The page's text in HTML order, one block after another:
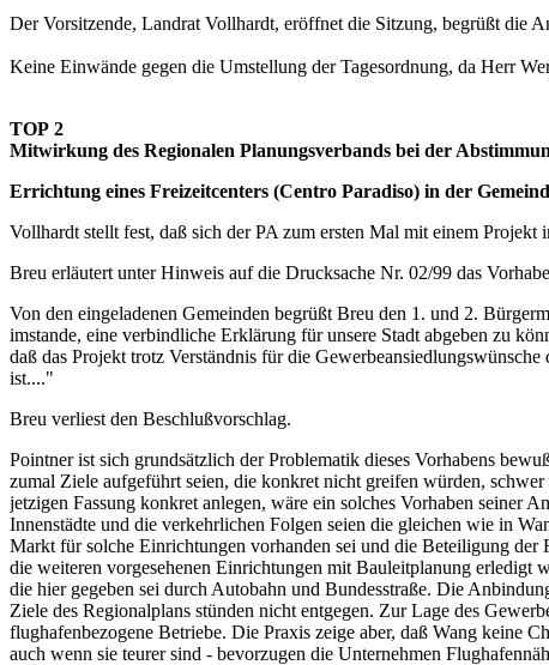
Der Vorsitzende, Landrat Vollhardt, eröffnet die Sitzung, begrüßt die
Keine Einwände gegen die Umstellung der Tagesordnung, da Herr
TOP 2
Mitwirkung des Regionalen Planungsverbands bei der
Errichtung eines Freizeitcenters (Centro Paradiso) in der
Vollhardt stellt fest, daß sich der PA zum ersten Mal mit einem
Breu erläutert unter Hinweis auf die Drucksache Nr. 02/99 das
Von den eingeladenen Gemeinden begrüßt Breu den 1. und 2.
imstande, eine verbindliche Erklärung für unsere Stadt abgeben zu
daß das Projekt trotz Verständnis für die
ist...."
Breu verliest den Beschlußvorschlag.
Pointner ist sich grundsätzlich der Problematik dieses Vorhabens
zumal Ziele aufgeführt seien, die konkret nicht greifen würden,
jetzigen Fassung konkret anlegen, wäre ein solches Vorhaben seiner
Innenstädte und die verkehrlichen Folgen seien die gleichen wie in
Markt für solche Einrichtungen vorhanden sei und die Beteiligung
die weiteren vorgesehenen Einrichtungen mit Bauleitplanung erledigt
die hier gegeben sei durch Autobahn und Bundesstraße. Die
Ziele des Regionalplans stünden nicht entgegen. Zur Lage des
flughafenbezogene Betriebe. Die Praxis zeige aber, daß Wang keine
auch wenn sie teurer sind - bevorzugen die Unternehmen